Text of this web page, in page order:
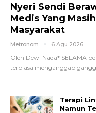
Nyeri Sendi
Medis Yang
Masyarakat
Metronom 6 Agu 2026
Oleh Dewi Nada* SELAMA
terbiasa menganggap
Terapi
Namun